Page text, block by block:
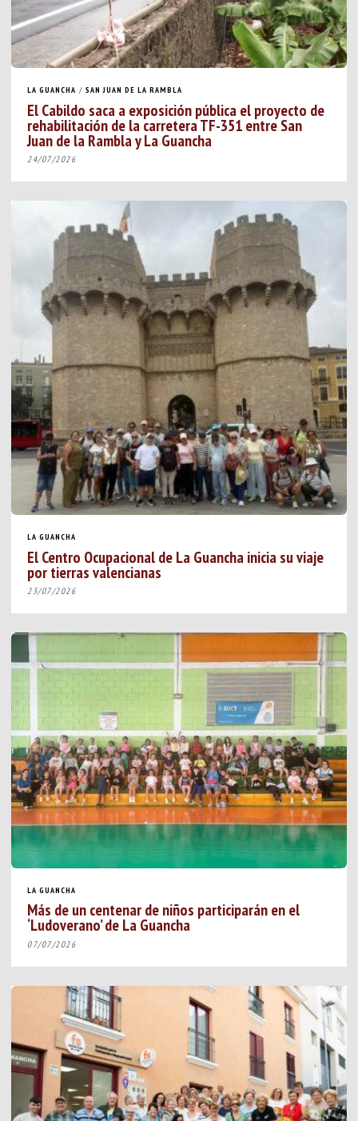
LA GUANCHA / SAN JUAN DE LA RAMBLA
El Cabildo saca a exposición pública el proyecto de
rehabilitación de la carretera TF-351 entre San
Juan de la Rambla y La Guancha
24/07/2026
LA GUANCHA
El Centro Ocupacional de La Guancha inicia su viaje
por tierras valencianas
23/07/2026
LA GUANCHA
Más de un centenar de niños participarán en el
‘Ludoverano’ de La Guancha
07/07/2026